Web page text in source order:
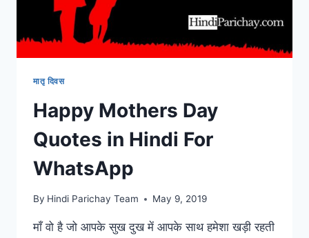
मातृ दिवस
Happy Mothers Day
Quotes in Hindi For
WhatsApp
By Hindi Parichay Team May 9, 2019
माँ वो है जो आपके सुख दुख में आपके साथ हमेशा खड़ी रहती